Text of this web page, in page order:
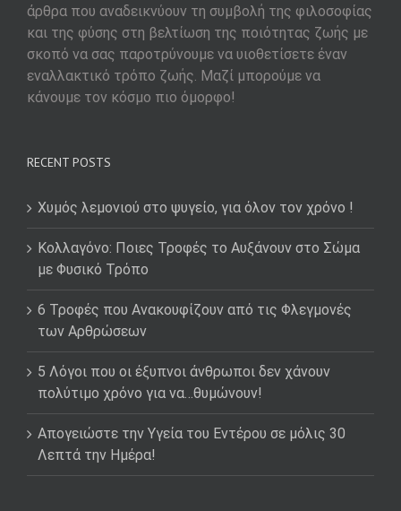
άρθρα που αναδεικνύουν τη συμβολή της φιλοσοφίας
και της φύσης στη βελτίωση της ποιότητας ζωής με
σκοπό να σας παροτρύνουμε να υιοθετίσετε έναν
εναλλακτικό τρόπο ζωής. Μαζί μπορούμε να
κάνουμε τον κόσμο πιο όμορφο!
RECENT POSTS
Χυμός λεμονιού στο ψυγείο, για όλον τον χρόνο !
Κολλαγόνο: Ποιες Τροφές το Αυξάνουν στο Σώμα
με Φυσικό Τρόπο
6 Τροφές που Ανακουφίζουν από τις Φλεγμονές
των Αρθρώσεων
5 Λόγοι που οι έξυπνοι άνθρωποι δεν χάνουν
πολύτιμο χρόνο για να…θυμώνουν!
Απογειώστε την Υγεία του Εντέρου σε μόλις 30
Λεπτά την Ημέρα!